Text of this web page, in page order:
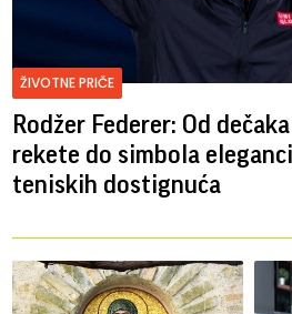
ŽIVOTNE PRIČE
Rodžer Federer: Od
rekete do simbola
teniskih dostignuća